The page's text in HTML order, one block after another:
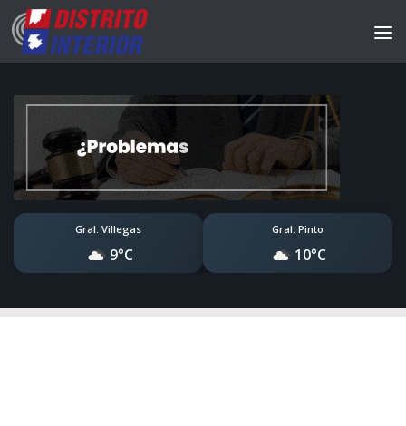
Gral. Villegas
9°C
Gral. Pinto
10°C